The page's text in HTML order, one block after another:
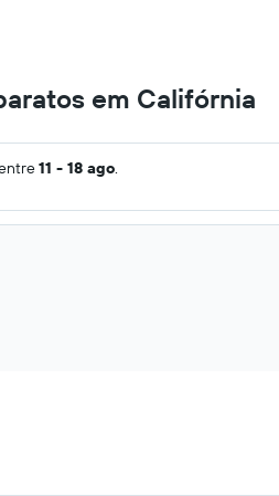
em Califórnia
11 - 18 ago.